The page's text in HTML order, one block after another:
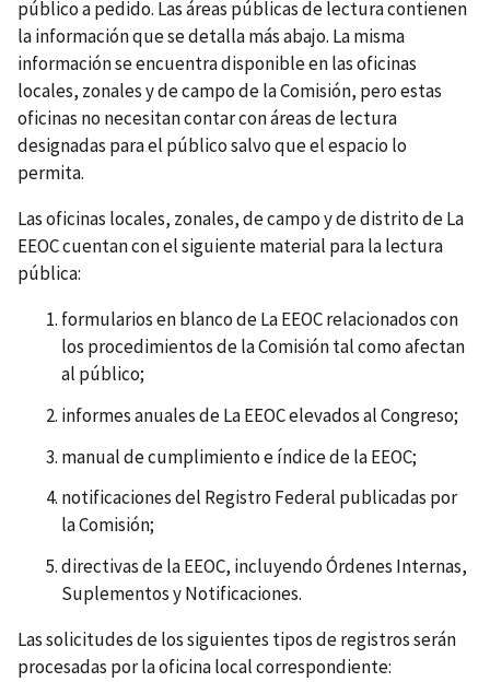
público a pedido. Las áreas públicas de lectura contienen
la información que se detalla más abajo. La misma
información se encuentra disponible en las oficinas
locales, zonales y de campo de la Comisión, pero estas
oficinas no necesitan contar con áreas de lectura
designadas para el público salvo que el espacio lo
permita.
Las oficinas locales, zonales, de campo y de distrito de La
EEOC cuentan con el siguiente material para la lectura
pública:
formularios en blanco de La EEOC relacionados con
los procedimientos de la Comisión tal como afectan
al público;
informes anuales de La EEOC elevados al Congreso;
manual de cumplimiento e índice de la EEOC;
notificaciones del Registro Federal publicadas por
la Comisión;
directivas de la EEOC, incluyendo Órdenes Internas,
Suplementos y Notificaciones.
Las solicitudes de los siguientes tipos de registros serán
procesadas por la oficina local correspondiente: